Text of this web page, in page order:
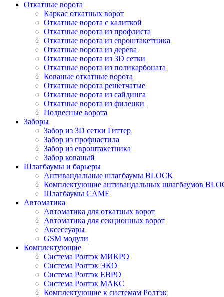
Откатные ворота
Каркас откатных ворот
Откатные ворота с калиткой
Откатные ворота из профлиста
Откатные ворота из евроштакетника
Откатные ворота из дерева
Откатные ворота из 3D сетки
Откатные ворота из поликарбоната
Кованые откатные ворота
Откатные ворота решетчатые
Откатные ворота из сайдинга
Откатные ворота из филенки
Подвесные ворота
Заборы
Забор из 3D сетки Гиттер
Забор из профнастила
Забор из евроштакетника
Забор кованый
Шлагбаумы и барьеры
Антивандальные шлагбаумы BLOCK
Комплектующие антивандальных шлагбаумов
Шлагбаумы CAME
Автоматика
Автоматика для откатных ворот
Автоматика для секционных ворот
Аксессуары
GSM модули
Комплектующие
Система Ролтэк МИКРО
Система Ролтэк ЭКО
Система Ролтэк ЕВРО
Система Ролтэк МАКС
Комплектующие к системам Ролтэк